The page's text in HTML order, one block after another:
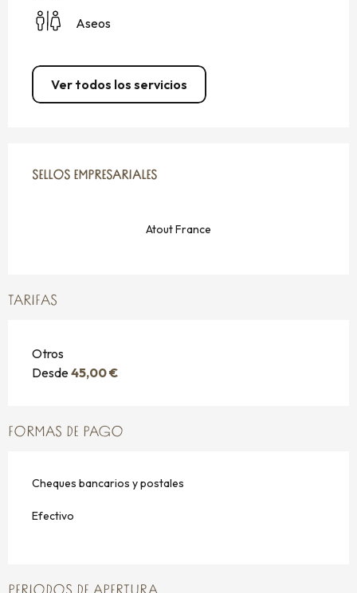
Aseos
Ver todos los servicios
SELLOS EMPRESARIALES
SELLOS EMPRESARIALES
Atout France
TARIFAS
Otros
Desde45,00 €
FORMAS DE PAGO
Cheques bancarios y postales
Efectivo